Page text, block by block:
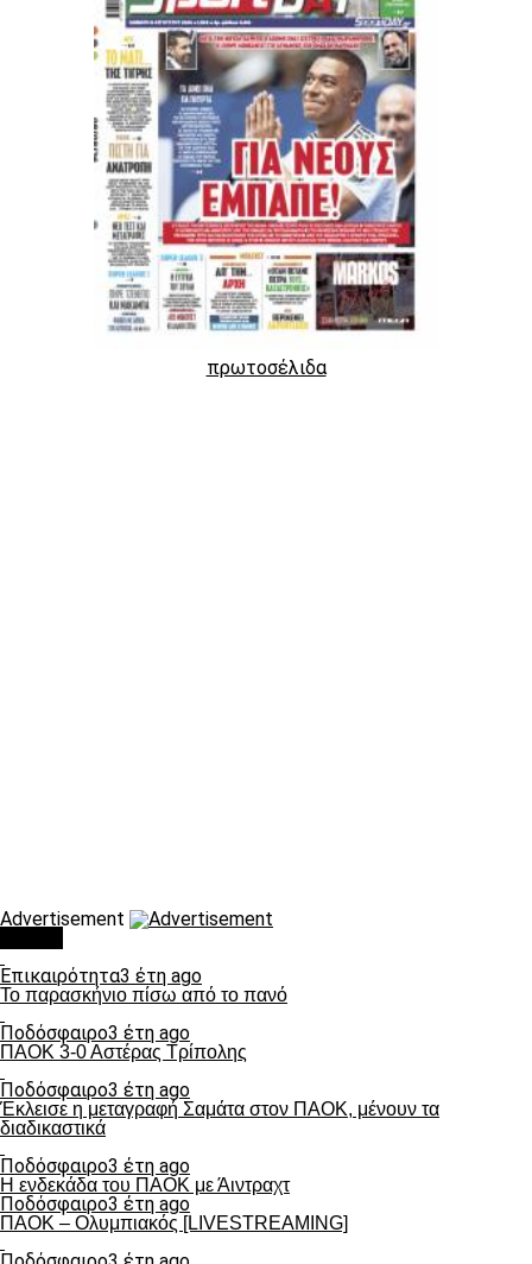
πρωτοσέλιδα
Advertisement
Επικαιρότητα3 έτη ago
Το παρασκήνιο πίσω από το πανό
Ποδόσφαιρο3 έτη ago
ΠΑΟΚ 3-0 Αστέρας Τρίπολης
Ποδόσφαιρο3 έτη ago
Έκλεισε η μεταγραφή Σαμάτα στον ΠΑΟΚ, μένουν τα
διαδικαστικά
Ποδόσφαιρο3 έτη ago
Η ενδεκάδα του ΠΑΟΚ με Άιντραχτ
Ποδόσφαιρο3 έτη ago
ΠΑΟΚ – Ολυμπιακός [LIVESTREAMING]